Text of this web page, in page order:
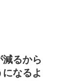
るから
なるよ